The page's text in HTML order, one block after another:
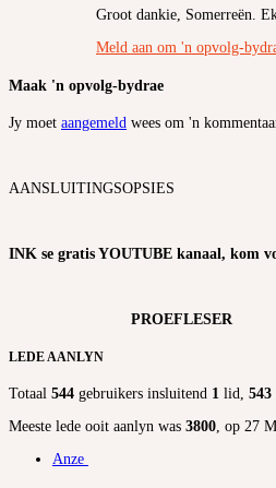
Groot dankie, Somerreën.
Meld aan om 'n opvolg-
Maak 'n opvolg-bydrae
Jy moet aangemeld wees om 'n
AANSLUITINGSOPSIES
INK se gratis YOUTUBE kanaal, kom
PROEFLESER
LEDE AANLYN
Totaal 544 gebruikers insluitend 1 lid, 543
Meeste lede ooit aanlyn was 3800, op 27
Anze